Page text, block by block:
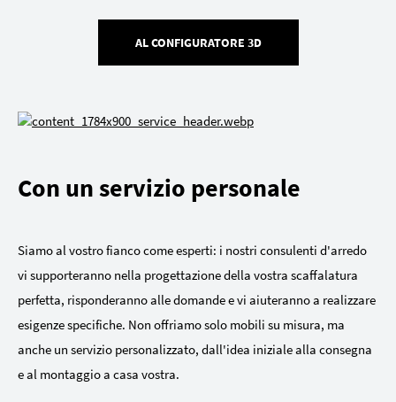
AL CONFIGURATORE 3D
Con un servizio personale
Siamo al vostro fianco come esperti: i nostri consulenti d'arredo
vi supporteranno nella progettazione della vostra scaffalatura
perfetta, risponderanno alle domande e vi aiuteranno a realizzare
esigenze specifiche. Non offriamo solo mobili su misura, ma
anche un servizio personalizzato, dall'idea iniziale alla consegna
e al montaggio a casa vostra.